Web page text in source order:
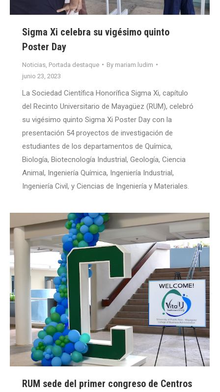
Sigma Xi celebra su vigésimo quinto
Poster Day
Noticias Portada destaque By mariam.ludim
junio 23, 2023
La Sociedad Científica Honorífica Sigma Xi, capítulo
del Recinto Universitario de Mayagüez (RUM), celebró
su vigésimo quinto Sigma Xi Poster Day con la
presentación 54 proyectos de investigación de
estudiantes de los departamentos de Química,
Biología, Biotecnología Industrial, Geología, Ciencia
Animal, Ingeniería Química, Ingeniería Industrial,
Ingeniería Civil, y Ciencias de Ingeniería y Materiales.
RUM sede del primer congreso de Centros